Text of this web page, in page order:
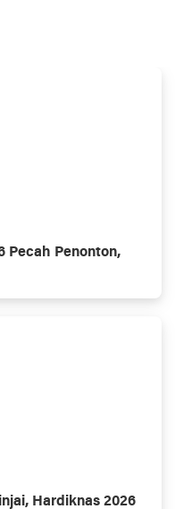
Pecah Penonton,
Hardiknas 2026